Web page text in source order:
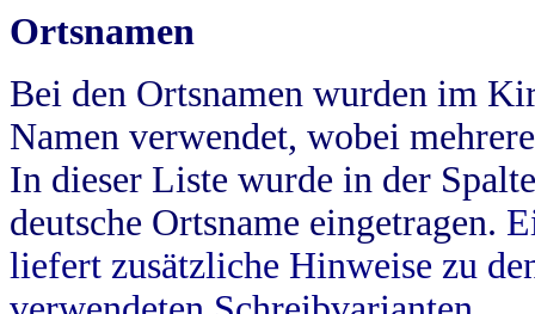
Ortsnamen
Bei den Ortsnamen wurden im
Namen verwendet, wobei
In dieser Liste wurde in der
deutsche Ortsname eingetragen.
liefert zusätzliche Hinweise zu